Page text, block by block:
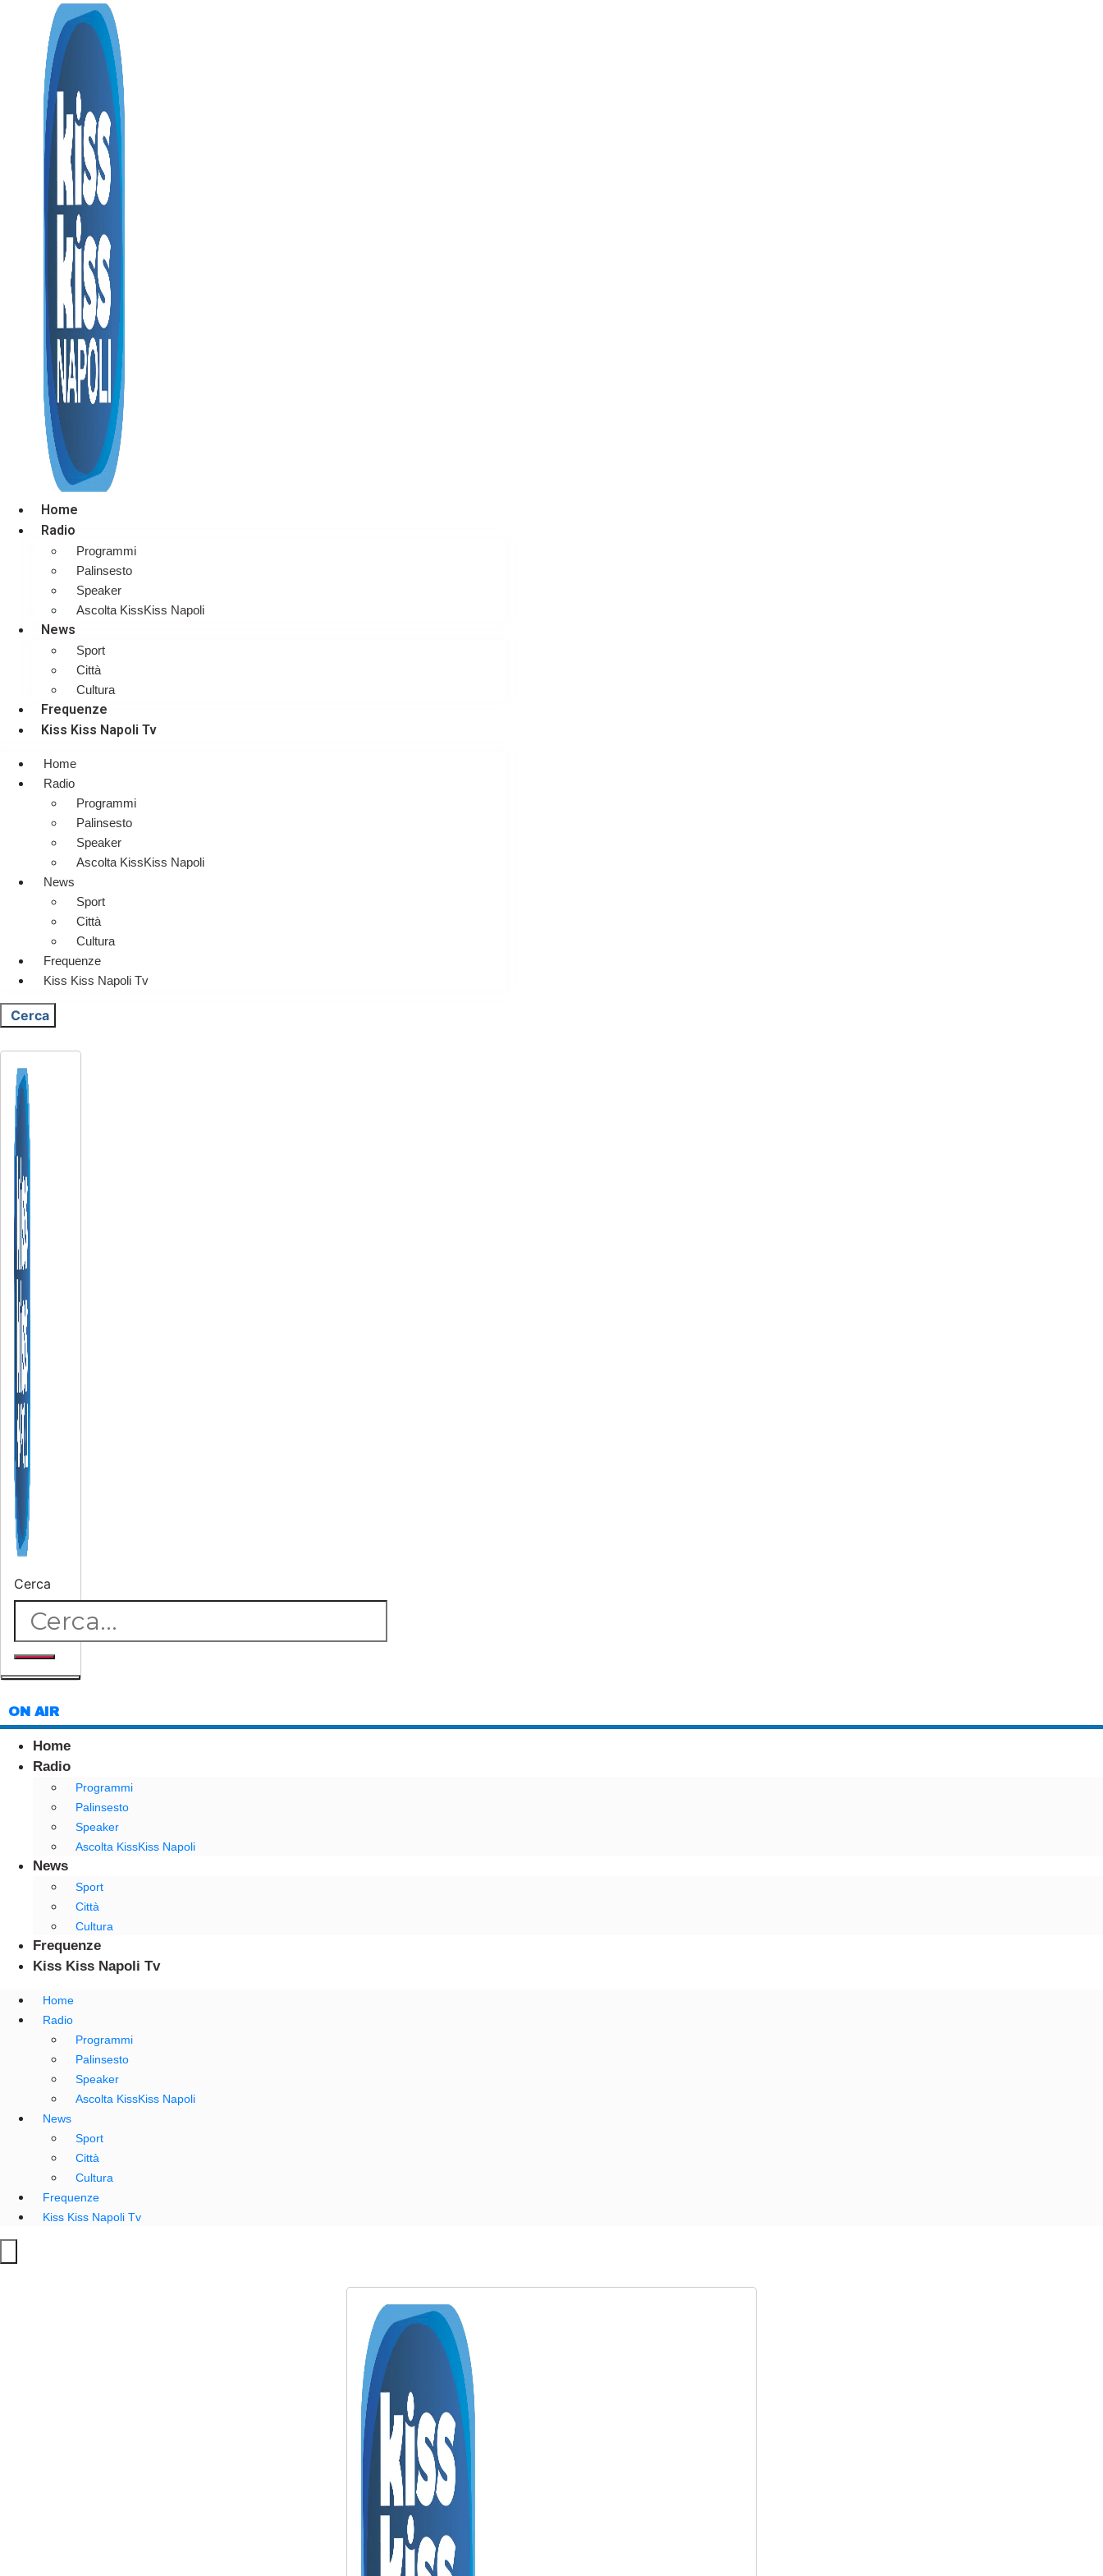
Home
Radio
Programmi
Palinsesto
Speaker
Ascolta KissKiss Napoli
News
Sport
Città
Cultura
Frequenze
Kiss Kiss Napoli Tv
Home
Radio
Programmi
Palinsesto
Speaker
Ascolta KissKiss Napoli
News
Sport
Città
Cultura
Frequenze
Kiss Kiss Napoli Tv
Cerca
Cerca
ON AIR
Home
Radio
Programmi
Palinsesto
Speaker
Ascolta KissKiss Napoli
News
Sport
Città
Cultura
Frequenze
Kiss Kiss Napoli Tv
Home
Radio
Programmi
Palinsesto
Speaker
Ascolta KissKiss Napoli
News
Sport
Città
Cultura
Frequenze
Kiss Kiss Napoli Tv